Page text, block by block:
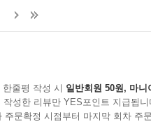
줄평 작성 시 일반회원 50원, 마니
성한 리뷰만 YES포인트 지급됩니
주문확정 시점부터 마지막 회차 주